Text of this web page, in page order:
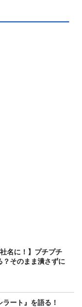
社名に！】プチプチ
？そのまま潰さずに
ラート』を語る！